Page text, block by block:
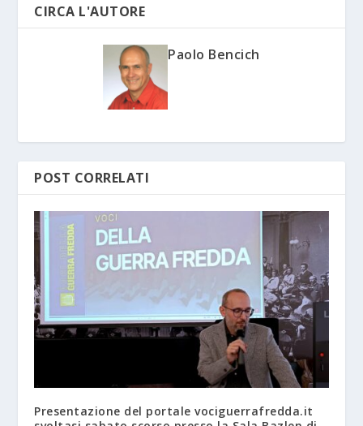
CIRCA L'AUTORE
Paolo Bencich
POST CORRELATI
Presentazione del portale vociguerrafredda.it